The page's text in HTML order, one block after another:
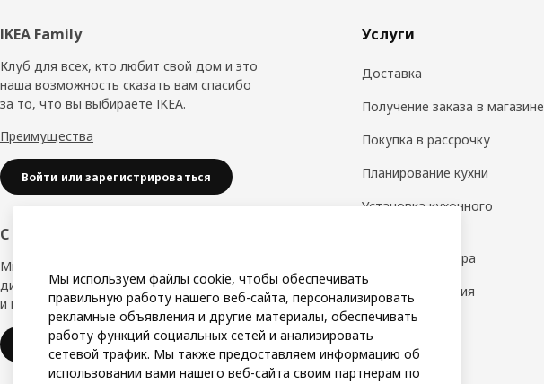
Нижний
колонтитул
IKEA Family
Клуб для всех, кто любит свой дом и это
наша возможность сказать вам спасибо
за то, что вы выбираете IKEA.
Преимущества
Войти или зарегистрироваться
С заботой о вашем бизнесе
Мы в IKEA, предлагаем безупречный
дизайн, вариации стилей, отличные цены
и надёжное качество.
IKEA для бизнеса
Услуги
Доставка
Получение заказа в магазине
Покупка в рассрочку
Планирование кухни
Установка кухонного
Дизайн интерьера
Замер помещения
Сборка
Мы используем файлы cookie, чтобы обеспечивать
правильную работу нашего веб-сайта, персонализировать
рекламные объявления и другие материалы, обеспечивать
работу функций социальных сетей и анализировать
сетевой трафик. Мы также предоставляем информацию об
использовании вами нашего веб-сайта своим партнерам по